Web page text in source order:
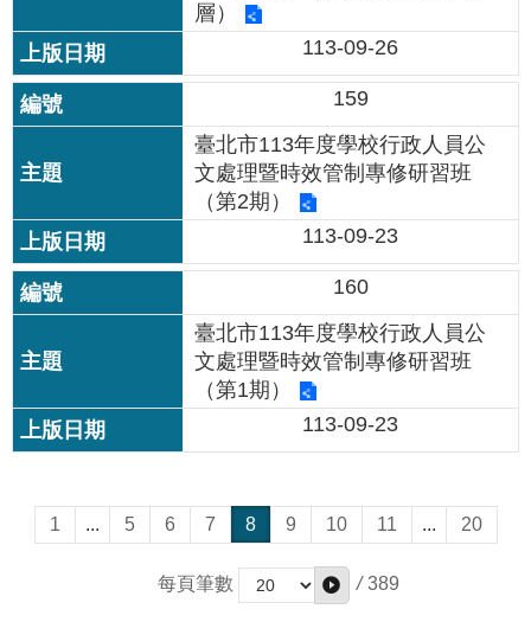
層）
113-09-26
159
臺北市113年度學校行政人員公
文處理暨時效管制專修研習班
（第2期）
113-09-23
160
臺北市113年度學校行政人員公
文處理暨時效管制專修研習班
（第1期）
113-09-23
1 ... 5 6 7 8 9 10 11 ... 20
每頁筆數 / 389